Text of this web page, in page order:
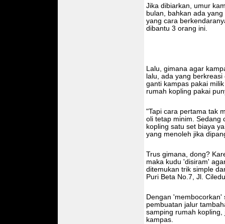
Jika dibiarkan, umur
bulan, bahkan ada
yang cara
dibantu 3 orang ini.
Lalu, gimana agar
lalu, ada yang
ganti kampas pakai
rumah kopling pakai
"Tapi cara pertama tak
oli tetap minim. Sedang
kopling satu set biaya
yang menoleh jika
Trus gimana, dong?
maka kudu 'disiram'
ditemukan trik simple
Puri Beta No.7, Jl.
Dengan
pembuatan jalur
samping rumah
kampas.